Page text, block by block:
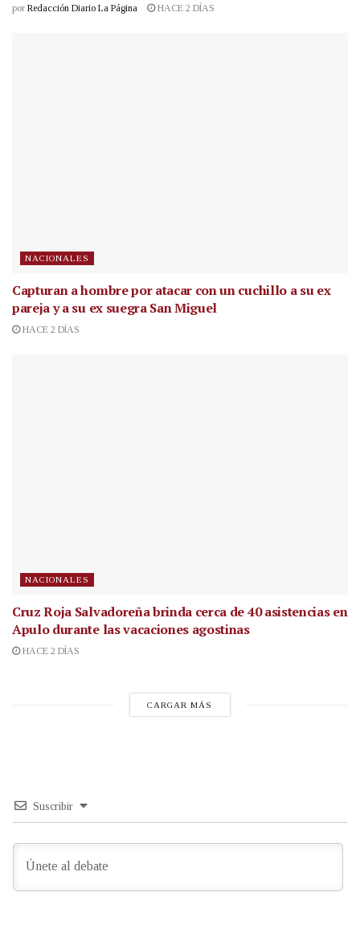
por Redacción Diario La Página HACE 2 DÍAS
NACIONALES
Capturan a hombre por atacar con un cuchillo a su ex
pareja y a su ex suegra San Miguel
HACE 2 DÍAS
NACIONALES
Cruz Roja Salvadoreña brinda cerca de 40 asistencias en
Apulo durante las vacaciones agostinas
HACE 2 DÍAS
CARGAR MÁS
Suscribir